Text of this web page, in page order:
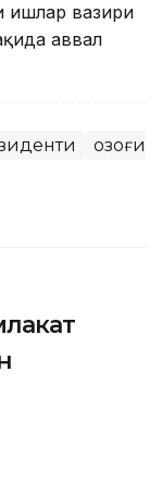
ишлар вазири
аввал